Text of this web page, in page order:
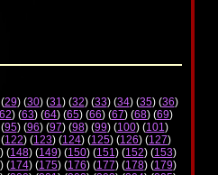
29) (30) (31) (32) (33) (34) (35) (36)
62) (63) (64) (65) (66) (67) (68) (69)
95) (96) (97) (98) (99) (100) (101)
122) (123) (124) (125) (126) (127)
) (148) (149) (150) (151) (152) (153)
) (174) (175) (176) (177) (178) (179)